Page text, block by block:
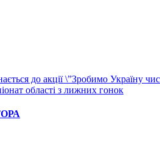
до акції \”Зробимо Україну
області з лижних гонок